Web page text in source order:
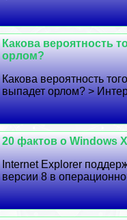
Какова вероятность
орлом?
Какова вероятность
выпадет орлом? >
20 фактов о Windows
Internet Explorer
версии 8 в